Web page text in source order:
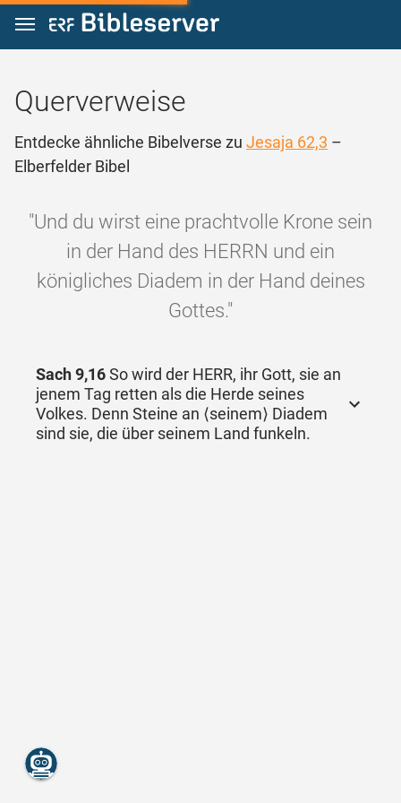
Zum Inhalt springen
Querverweise
Entdecke ähnliche Bibelverse zu Jesaja 62,3 –
Elberfelder Bibel
"Und du wirst eine prachtvolle Krone sein
in der Hand des HERRN und ein
königliches Diadem in der Hand deines
Gottes."
Sach 9,16So wird der HERR, ihr Gott, sie an
jenem Tag retten als die Herde seines
Volkes. Denn Steine an ⟨seinem⟩ Diadem
sind sie, die über seinem Land funkeln.